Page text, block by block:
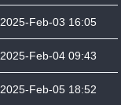
2025-Feb-03 16:05
2025-Feb-04 09:43
2025-Feb-05 18:52